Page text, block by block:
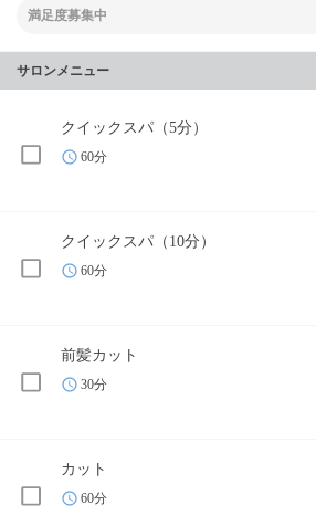
満足度募集中
サロンメニュー
クイックスパ（5分）
60分
クイックスパ（10分）
60分
前髪カット
30分
カット
60分